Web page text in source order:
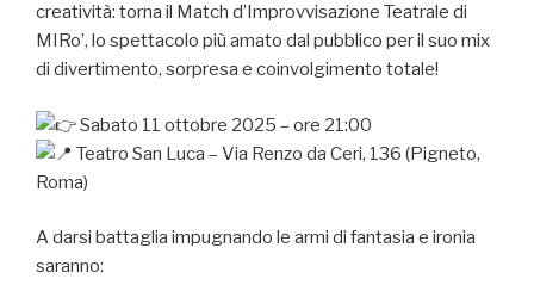
creatività: torna il Match d’Improvvisazione Teatrale di
MIRo’, lo spettacolo più amato dal pubblico per il suo mix
di divertimento, sorpresa e coinvolgimento totale!
Sabato 11 ottobre 2025 – ore 21:00
Teatro San Luca – Via Renzo da Ceri, 136 (Pigneto,
Roma)
A darsi battaglia impugnando le armi di fantasia e ironia
saranno: